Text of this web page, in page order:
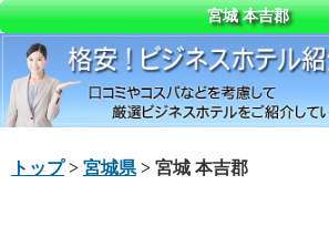
宮城 本吉郡
トップ> 宮城県 > 宮城 本吉郡